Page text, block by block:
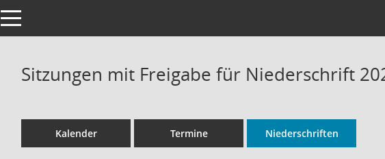
Toggle navigation
Sitzungen mit Freigabe für Niederschrift
Kalender Termine Niederschriften